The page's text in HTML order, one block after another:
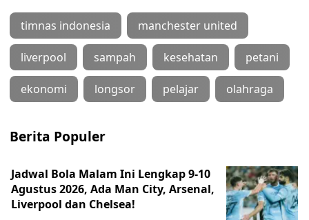
timnas indonesia manchester united
liverpool sampah kesehatan petani
ekonomi longsor pelajar olahraga
Berita Populer
Jadwal Bola Malam Ini Lengkap 9-10
Agustus 2026, Ada Man City, Arsenal,
Liverpool dan Chelsea!